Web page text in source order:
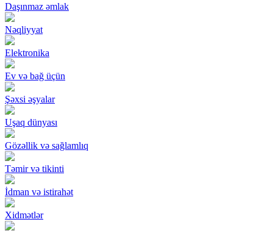
Daşınmaz əmlak
Nəqliyyat
Elektronika
Ev və bağ üçün
Şəxsi əşyalar
Uşaq dünyası
Gözəllik və sağlamlıq
Təmir və tikinti
İdman və istirahət
Xidmətlər